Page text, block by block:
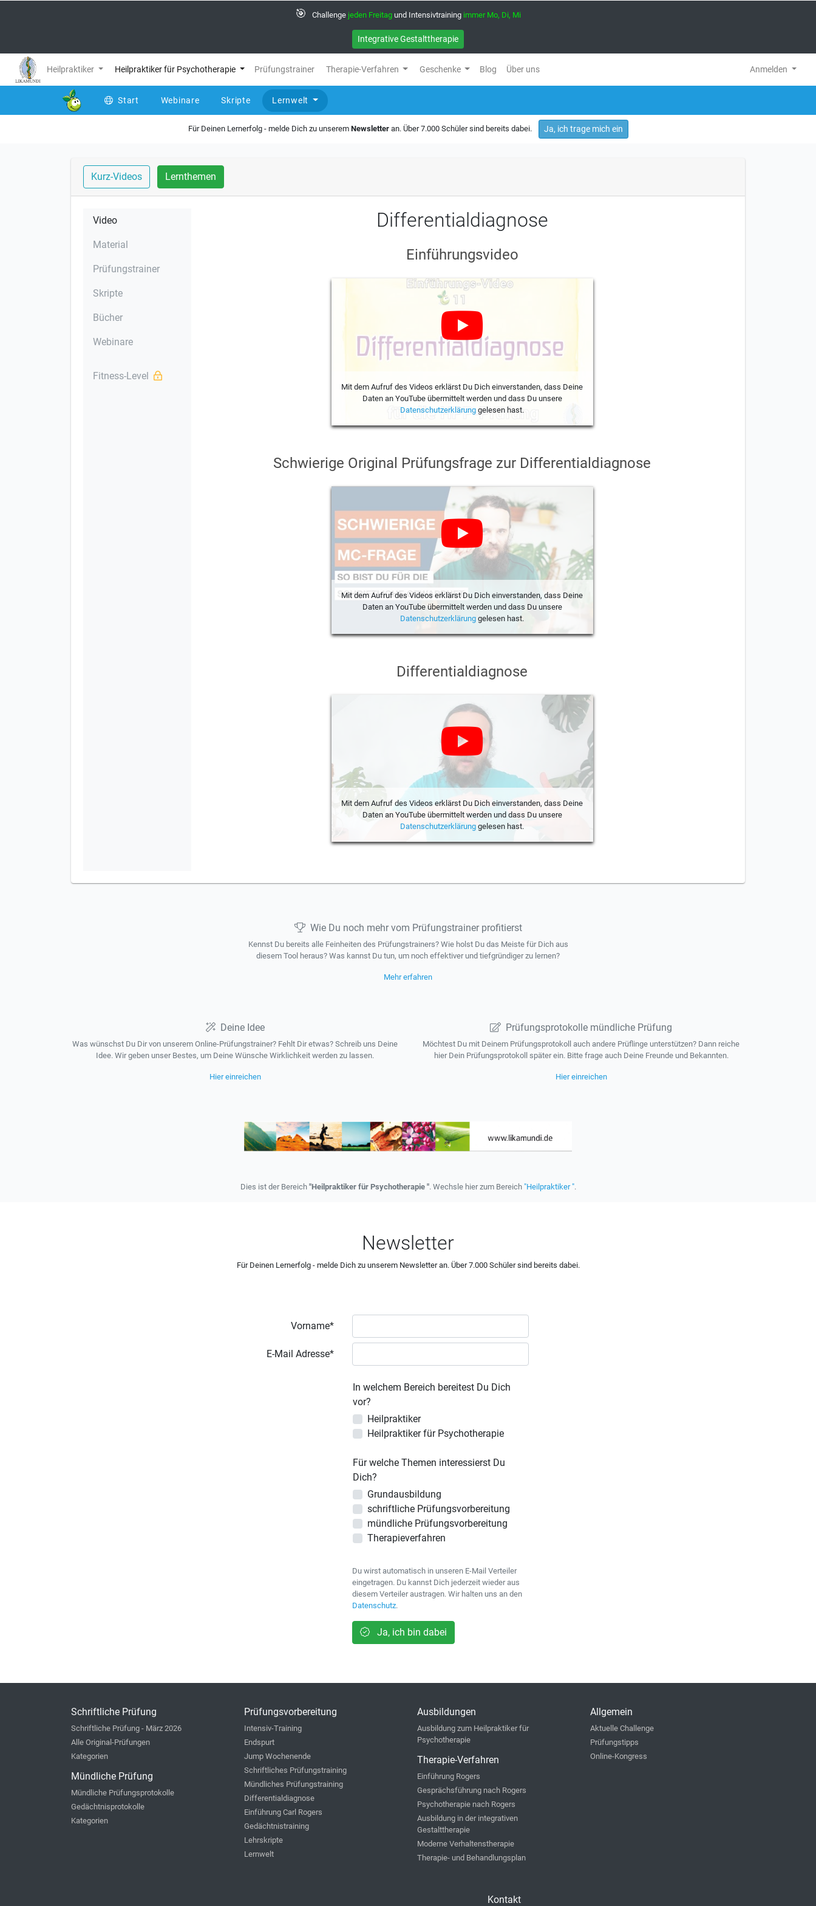
🎯 Challenge jeden Freitag und Intensivtraining immer Mo, Di, Mi
Integrative Gestalttherapie
Heilpraktiker Heilpraktiker für Psychotherapie Prüfungstrainer Therapie-Verfahren Geschenke Blog Über uns Anmelden
Start Webinare Skripte Lernwelt
Für Deinen Lernerfolg - melde Dich zu unserem Newsletteran. Über 7.000 Schüler sind bereits dabei. Ja, ich trage mich ein
Kurz-Videos Lernthemen
Video
Material
Prüfungstrainer
Skripte
Bücher
Webinare
Fitness-Level
Differentialdiagnose
Einführungsvideo
Mit dem Aufruf des Videos erklärst Du Dich einverstanden, dass Deine
Daten an YouTube übermittelt werden und dass Du unsere
Datenschutzerklärung gelesen hast.
Schwierige Original Prüfungsfrage zur Differentialdiagnose
Mit dem Aufruf des Videos erklärst Du Dich einverstanden, dass Deine
Daten an YouTube übermittelt werden und dass Du unsere
Datenschutzerklärung gelesen hast.
Differentialdiagnose
Mit dem Aufruf des Videos erklärst Du Dich einverstanden, dass Deine
Daten an YouTube übermittelt werden und dass Du unsere
Datenschutzerklärung gelesen hast.
Wie Du noch mehr vom Prüfungstrainer profitierst
Kennst Du bereits alle Feinheiten des Prüfungstrainers? Wie holst Du das Meiste für Dich aus
diesem Tool heraus? Was kannst Du tun, um noch effektiver und tiefgründiger zu lernen?
Mehr erfahren
Deine Idee
Was wünschst Du Dir von unserem Online-Prüfungstrainer? Fehlt Dir etwas? Schreib uns Deine
Idee. Wir geben unser Bestes, um Deine Wünsche Wirklichkeit werden zu lassen.
Hier einreichen
Prüfungsprotokolle mündliche Prüfung
Möchtest Du mit Deinem Prüfungsprotokoll auch andere Prüflinge unterstützen? Dann reiche
hier Dein Prüfungsprotokoll später ein. Bitte frage auch Deine Freunde und Bekannten.
Hier einreichen
Dies ist der Bereich "Heilpraktiker für Psychotherapie ". Wechsle hier zum Bereich "Heilpraktiker ".
Newsletter
Für Deinen Lernerfolg - melde Dich zu unserem Newsletter an. Über 7.000 Schüler sind bereits dabei.
Vorname*
E-Mail Adresse*
In welchem Bereich bereitest Du Dich
vor?
Heilpraktiker
Heilpraktiker für Psychotherapie
Für welche Themen interessierst Du
Dich?
Grundausbildung
schriftliche Prüfungsvorbereitung
mündliche Prüfungsvorbereitung
Therapieverfahren
Du wirst automatisch in unseren E-Mail Verteiler
eingetragen. Du kannst Dich jederzeit wieder aus
diesem Verteiler austragen. Wir halten uns an den
Datenschutz.
Ja, ich bin dabei
Schriftliche Prüfung
Schriftliche Prüfung - März 2026
Alle Original-Prüfungen
Kategorien
Mündliche Prüfung
Mündliche Prüfungsprotokolle
Gedächtnisprotokolle
Kategorien
Prüfungsvorbereitung
Intensiv-Training
Endspurt
Jump Wochenende
Schriftliches Prüfungstraining
Mündliches Prüfungstraining
Differentialdiagnose
Einführung Carl Rogers
Gedächtnistraining
Lehrskripte
Lernwelt
Ausbildungen
Ausbildung zum Heilpraktiker für
Psychotherapie
Therapie-Verfahren
Einführung Rogers
Gesprächsführung nach Rogers
Psychotherapie nach Rogers
Ausbildung in der integrativen
Gestalttherapie
Moderne Verhaltenstherapie
Therapie- und Behandlungsplan
Allgemein
Aktuelle Challenge
Prüfungstipps
Online-Kongress
Kontakt